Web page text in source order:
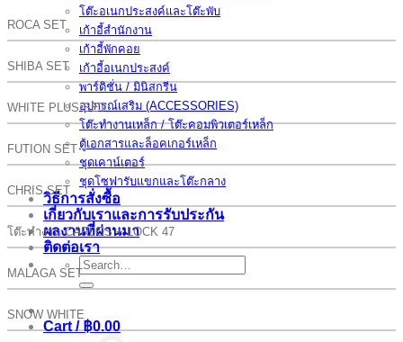
โต๊ะอเนกประสงค์และโต๊ะพับ
เก้าอี้สำนักงาน
เก้าอี้พักคอย
เก้าอี้อเนกประสงค์
พาร์ติชั่น / มินิสกรีน
อุปกรณ์เสริม (ACCESSORIES)
โต๊ะทำงานเหล็ก / โต๊ะคอมพิวเตอร์เหล็ก
ตู้เอกสารและล็อคเกอร์เหล็ก
ชุดเคาน์เตอร์
ชุดโซฟารับแขกและโต๊ะกลาง
วิธีการสั่งซื้อ
เกี่ยวกับเราและการรับประกัน
ผลงานที่ผ่านมา
ติดต่อเรา
Search
for:
Cart /฿0.00
ROCA SET
SHIBA SET
WHITE PLUS SET
FUTION SET
CHRIS SET
โต๊ะทำงาน CARLOS + LOCK 47
MALAGA SET
SNOW WHITE